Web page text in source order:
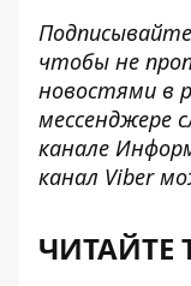
чтобы не
новостями в
мессенджере
канале
канал Viber
ЧИТАЙТЕ